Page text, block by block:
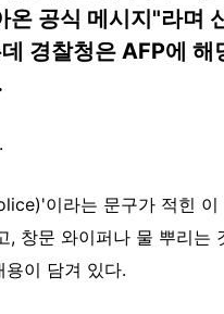
공식 메시지"라며
경찰청은 AFP에
이라는 문구가 적힌
창문 와이퍼나 물 뿌리는
이 담겨 있다.